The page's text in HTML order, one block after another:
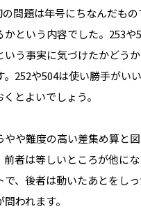
問題は年号にちなんだもの
かという内容でした。253や
いう事実に気づけたかどう
。252や504は使い勝手がいい
とよいでしょう。
やや難度の高い差集め算と
前者は等しいところが他に
で、後者は動いたあとをし
われます。